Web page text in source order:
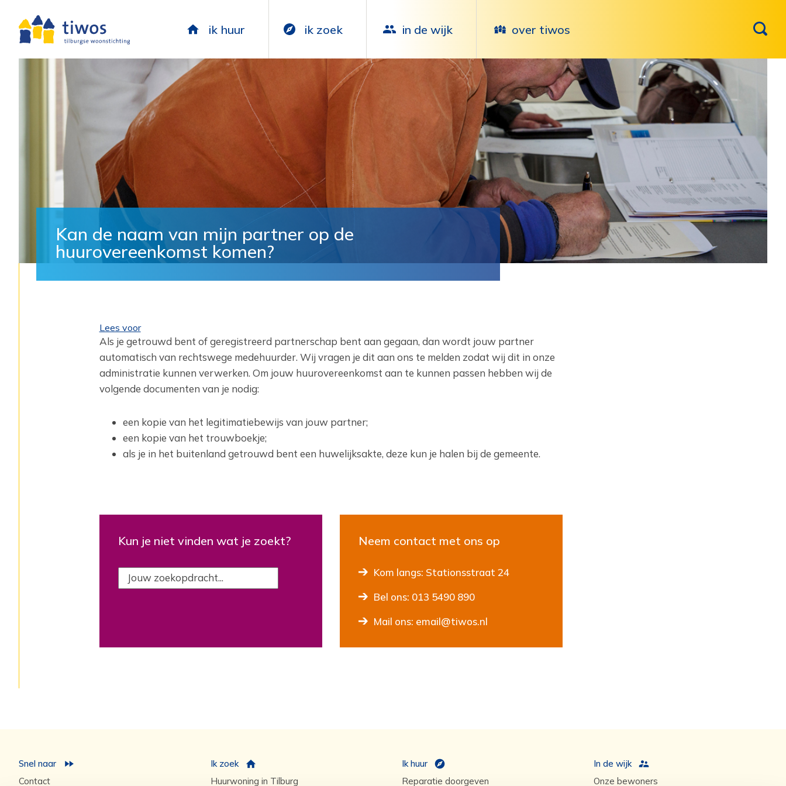
ik huur ik zoek in de wijk over tiwos
Kan de naam van mijn partner op de
huurovereenkomst komen?
Lees voor
Als je getrouwd bent of geregistreerd partnerschap bent aan gegaan, dan wordt jouw partner
automatisch van rechtswege medehuurder. Wij vragen je dit aan ons te melden zodat wij dit in onze
administratie kunnen verwerken. Om jouw huurovereenkomst aan te kunnen passen hebben wij de
volgende documenten van je nodig:
een kopie van het legitimatiebewijs van jouw partner;
een kopie van het trouwboekje;
als je in het buitenland getrouwd bent een huwelijksakte, deze kun je halen bij de gemeente.
Kun je niet vinden wat je zoekt? Neem contact met ons op
Kom langs: Stationsstraat 24
Bel ons: 013 5490 890
Mail ons: email@tiwos.nl
Snel naar
Contact
Ik zoek
Huurwoning in Tilburg
Ik huur
Reparatie doorgeven
In de wijk
Onze bewoners